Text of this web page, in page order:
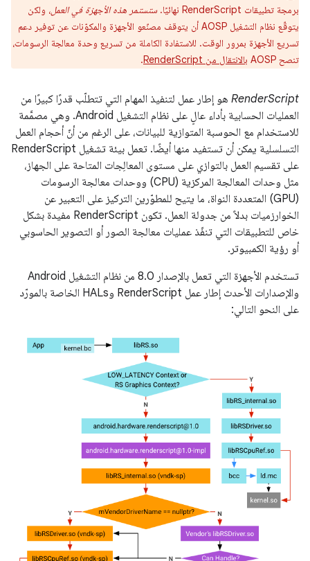
برمجة تطبيقات RenderScript نهائيًا.
ستستمر هذه الأجهزة في العمل، ولكن
يتوقّع نظام التشغيل AOSP أن يتوقف مصنّعو الأجهزة والمكوّنات عن توفير دعم
تسريع الأجهزة بمرور الوقت. للاستفادة الكاملة من تسريع وحدة معالجة الرسومات،
تنصح AOSP
بالانتقال من RenderScript .
RenderScript هو إطار عمل لتنفيذ المهام التي تتطلّب قدرًا كبيرًا من
العمليات الحسابية بأداء عالٍ على نظام التشغيل Android. وهي مصمَّمة
للاستخدام مع الحوسبة المتوازية للبيانات، على الرغم من أنّ أحجام العمل
التسلسلية يمكن أن تستفيد منها أيضًا. تعمل بيئة تشغيل RenderScript
على تقسيم العمل بالتوازي على مستوى المعالِجات المتاحة على الجهاز،
مثل وحدات المعالجة المركزية (CPU) ووحدات معالجة الرسومات
(GPU) المتعددة النواة، ما يتيح للمطوّرين التركيز على التعبير عن
الخوارزميات بدلاً من جدولة العمل. تكون RenderScript مفيدة بشكل
خاص للتطبيقات التي تنفّذ عمليات معالجة الصور أو التصوير الحاسوبي
أو رؤية الكمبيوتر.
تستخدم الأجهزة التي تعمل بالإصدار 8.0 من نظام التشغيل Android
والإصدارات الأحدث إطار عمل RenderScript وHALs الخاصة بالمورّد
على النحو التالي: